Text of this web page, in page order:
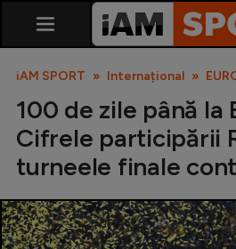
SuperLiga
iAM SPORT Internațional
100 de zile până la
Cifrele participării
turneele finale